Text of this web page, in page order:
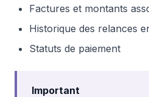
Factures et montants
Historique des relances
Statuts de paiement
Important